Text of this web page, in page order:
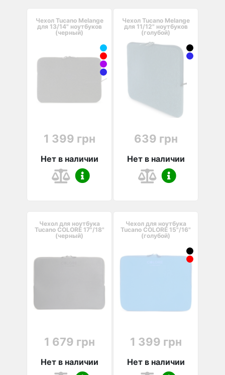
Чехол Tucano Melange
для 13/14" ноутбуков
(черный)
1 399 грн
Нет в наличии
Чехол Tucano Melange
для 11/12" ноутбуков
(голубой)
639 грн
Нет в наличии
Чехол для ноутбука
Tucano COLORE 17"/18"
(черный)
1 679 грн
Нет в наличии
Чехол для ноутбука
Tucano COLORE 15"/16"
(голубой)
1 399 грн
Нет в наличии